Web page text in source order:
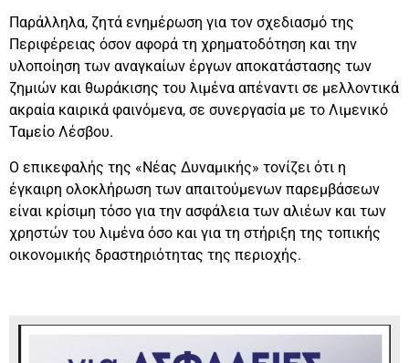
Παράλληλα, ζητά ενημέρωση για τον σχεδιασμό της
Περιφέρειας όσον αφορά τη χρηματοδότηση και την
υλοποίηση των αναγκαίων έργων αποκατάστασης των
ζημιών και θωράκισης του λιμένα απέναντι σε μελλοντικά
ακραία καιρικά φαινόμενα, σε συνεργασία με το Λιμενικό
Ταμείο Λέσβου.
Ο επικεφαλής της «Νέας Δυναμικής» τονίζει ότι η
έγκαιρη ολοκλήρωση των απαιτούμενων παρεμβάσεων
είναι κρίσιμη τόσο για την ασφάλεια των αλιέων και των
χρηστών του λιμένα όσο και για τη στήριξη της τοπικής
οικονομικής δραστηριότητας της περιοχής.